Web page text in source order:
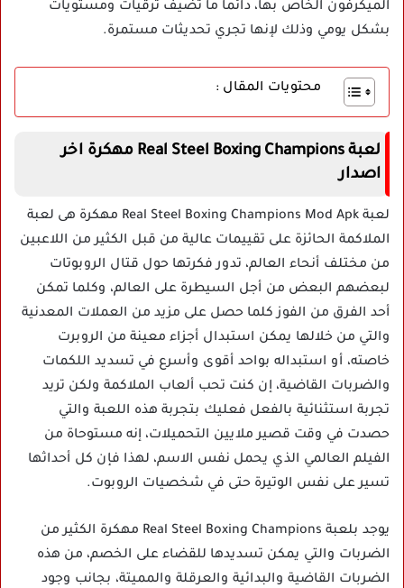
الميكرفون الخاص بها، دائما ما تضيف ترقيات ومستويات
بشكل يومي وذلك لإنها تجري تحديثات مستمرة.
محتويات المقال :
لعبة Real Steel Boxing Champions مهكرة اخر
اصدار
لعبة Real Steel Boxing Champions Mod Apk مهكرة هى لعبة
الملاكمة الحائزة على تقييمات عالية من قبل الكثير من اللاعبين
من مختلف أنحاء العالم، تدور فكرتها حول قتال الروبوتات
لبعضهم البعض من أجل السيطرة على العالم، وكلما تمكن
أحد الفرق من الفوز كلما حصل على مزيد من العملات المعدنية
والتي من خلالها يمكن استبدال أجزاء معينة من الروبرت
خاصته، أو استبداله بواحد أقوى وأسرع في تسديد اللكمات
والضربات القاضية، إن كنت تحب ألعاب الملاكمة ولكن تريد
تجربة استثنائية بالفعل فعليك بتجربة هذه اللعبة والتي
حصدت في وقت قصير ملايين التحميلات، إنه مستوحاة من
الفيلم العالمي الذي يحمل نفس الاسم، لهذا فإن كل أحداثها
تسير على نفس الوتيرة حتى في شخصيات الروبوت.
يوجد بلعبة Real Steel Boxing Champions مهكرة الكثير من
الضربات والتي يمكن تسديدها للقضاء على الخصم، من هذه
الضربات القاضية والبدائية والعرقلة والمميتة، بجانب وجود